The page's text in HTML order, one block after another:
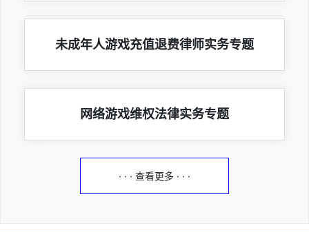
未成年人游戏充值退费律师实务专题
网络游戏维权法律实务专题
· · · 查看更多 · · ·